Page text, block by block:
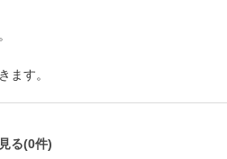
ます。
る(0件)